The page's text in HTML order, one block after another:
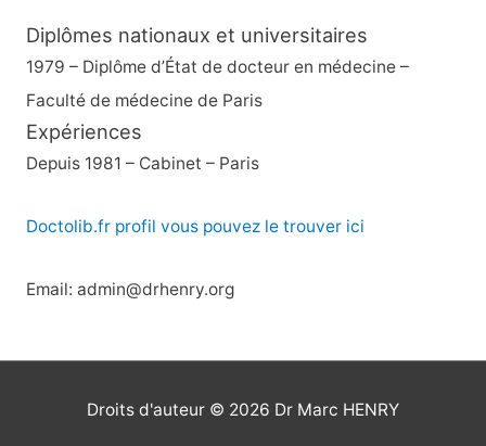
Diplômes nationaux et universitaires
1979 – Diplôme d’État de docteur en médecine –
Faculté de médecine de Paris
Expériences
Depuis 1981 – Cabinet – Paris
Doctolib.fr profil vous pouvez le trouver ici
Email: admin@drhenry.org
Droits d'auteur © 2026 Dr Marc HENRY